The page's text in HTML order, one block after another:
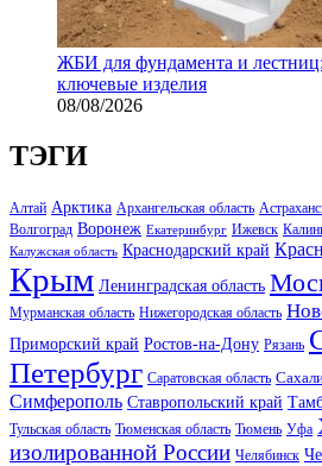
ЖБИ для фундамента и лестниц:
ключевые изделия
08/08/2026
ТЭГИ
Алтай Арктика Архангельская область
Волгоград Воронеж Екатеринбург Ижевск
Калужская область Краснодарский край
Крым Ленинградская область
Мурманская область Нижегородская область
Приморский край Ростов-на-Дону Рязань
Петербург Саратовская область
Симферополь Ставропольский край
Тульская область Тюменская область Тюмень Уфа
изолированной России Челябинск